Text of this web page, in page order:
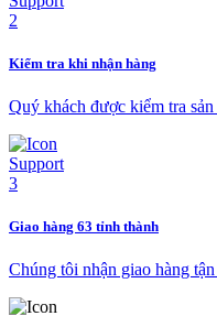
Kiểm tra khi nhận hàng
Quý khách được kiểm tra
Giao hàng 63 tỉnh thành
Chúng tôi nhận giao hàng